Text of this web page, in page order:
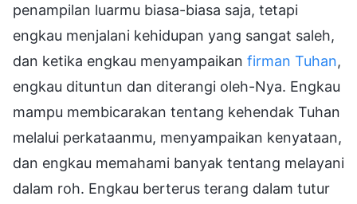
penampilan luarmu biasa-biasa saja, tetapi
engkau menjalani kehidupan yang sangat saleh,
dan ketika engkau menyampaikan firman Tuhan,
engkau dituntun dan diterangi oleh-Nya. Engkau
mampu membicarakan tentang kehendak Tuhan
melalui perkataanmu, menyampaikan kenyataan,
dan engkau memahami banyak tentang melayani
dalam roh. Engkau berterus terang dalam tutur